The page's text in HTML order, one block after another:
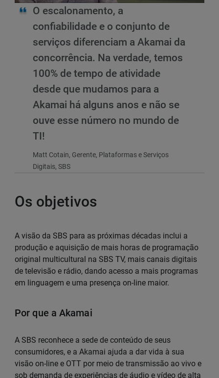
O escalonamento, a
confiabilidade e o conjunto de
serviços diferenciam a Akamai da
concorrência. Na verdade, temos
100% de tempo de atividade
desde que mudamos para a
Akamai há alguns anos e não se
ouve esse número no mundo de
TI!
Matt Cotain, Gerente, Plataformas e Serviços
Digitais, SBS
Os objetivos
A visão da SBS para as próximas décadas inclui a
produção e aquisição de mais horas de programação
original multicultural na SBS TV, mais canais digitais
de televisão e rádio, dando acesso a mais programas
em linguagem e uma presença on-line maior.
Por que a Akamai
A SBS reconhece a sede de conteúdo de seus
consumidores, e a Akamai ajuda a dar vida à sua
visão on-line e OTT por meio de transmissão ao vivo e
sob demanda de experiências de áudio e vídeo de alta